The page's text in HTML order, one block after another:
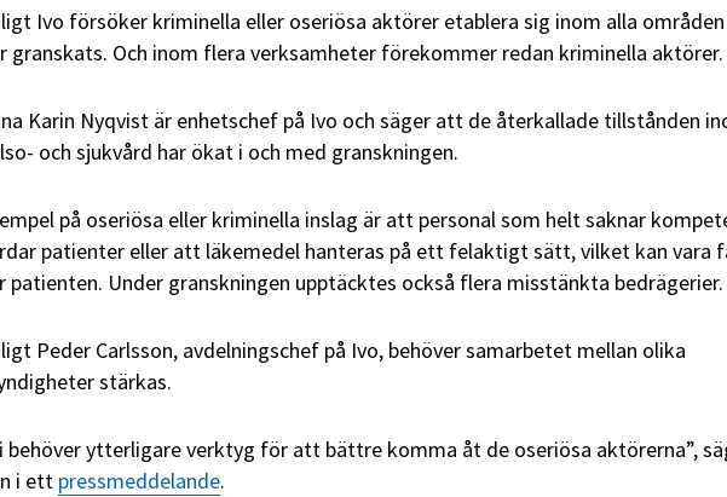
Ivo försöker kriminella eller oseriösa aktörer etablera sig inom alla
granskats. Och inom flera verksamheter förekommer redan kriminella aktörer.
Karin Nyqvist är enhetschef på Ivo och säger att de återkallade tillstånden
och sjukvård har ökat i och med granskningen.
på oseriösa eller kriminella inslag är att personal som helt saknar
patienter eller att läkemedel hanteras på ett felaktigt sätt, vilket kan vara
patienten. Under granskningen upptäcktes också flera misstänkta bedrägerier.
Peder Carlsson, avdelningschef på Ivo, behöver samarbetet mellan olika
stärkas.
behöver ytterligare verktyg för att bättre komma åt de oseriösa aktörerna”,
i ett pressmeddelande.